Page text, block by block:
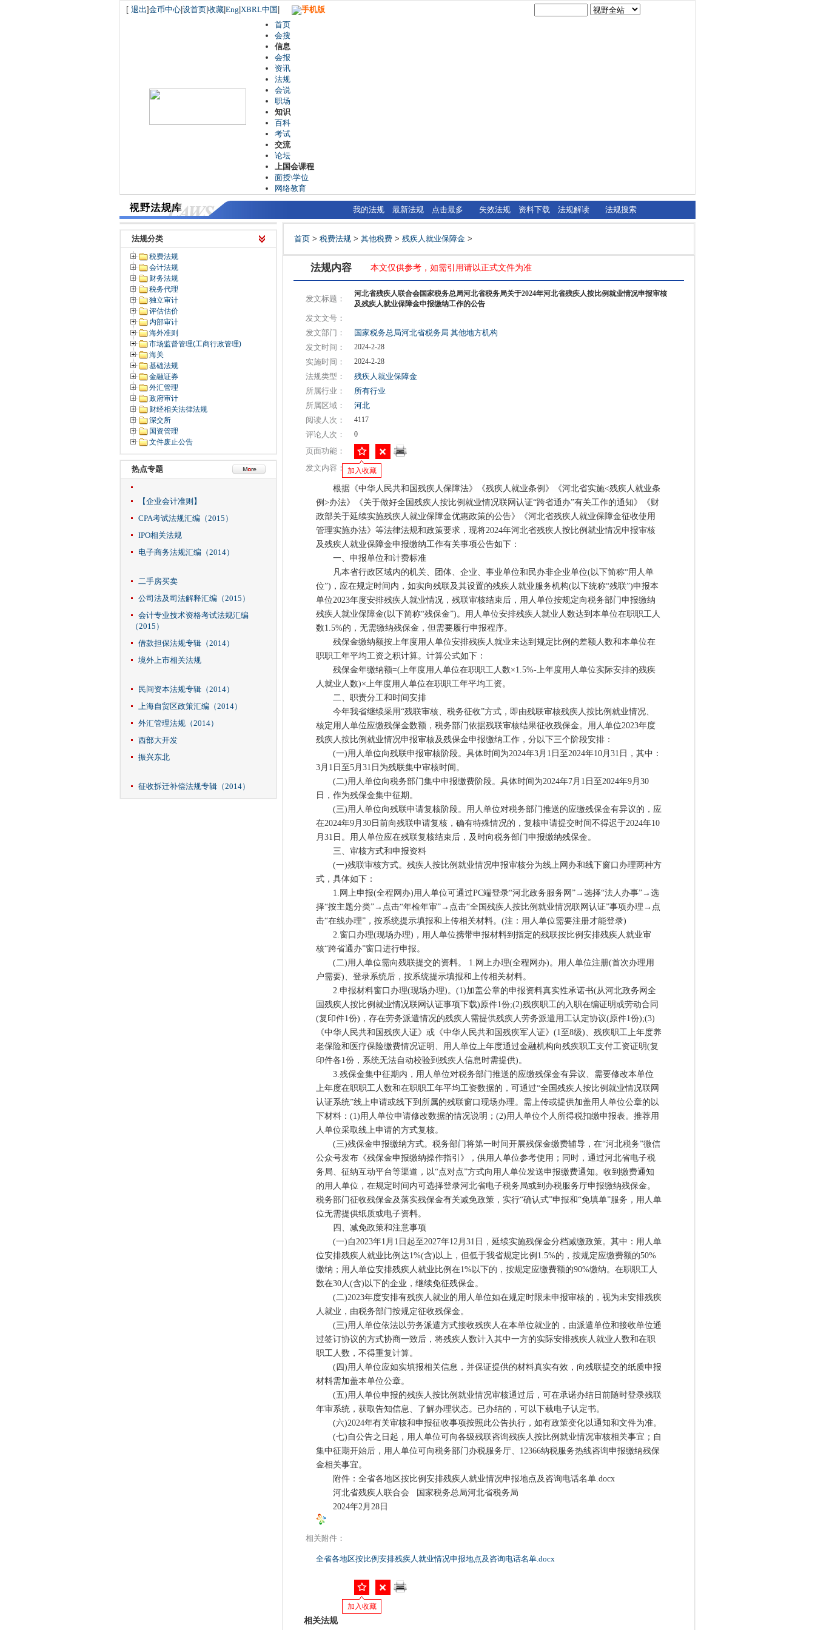
[ 退出]金币中心 设首页 收藏 Eng XBRL中国
手机版
首页
会搜
信息
会报
资讯
法规
会说
职场
知识
百科
考试
交流
论坛
上国会课程
面授\学位
网络教育
我的法规 最新法规 点击最多 失效法规 资料下载 法规解读 法规搜索
法规分类
税费法规
会计法规
财务法规
税务代理
独立审计
评估估价
内部审计
海外准则
市场监督管理(工商行政管理)
海关
基础法规
金融证券
外汇管理
政府审计
财经相关法律法规
深交所
国资管理
文件废止公告
热点专题
【企业会计准则】
CPA考试法规汇编（2015）
IPO相关法规
电子商务法规汇编（2014）
二手房买卖
公司法及司法解释汇编（2015）
会计专业技术资格考试法规汇编
（2015）
借款担保法规专辑（2014）
境外上市相关法规
民间资本法规专辑（2014）
上海自贸区政策汇编（2014）
外汇管理法规（2014）
西部大开发
振兴东北
征收拆迁补偿法规专辑（2014）
首页 > 税费法规 > 其他税费 > 残疾人就业保障金 >
法规内容 本文仅供参考，如需引用请以正式文件为准
发文标题：
河北省残疾人联合会国家税务总局河北省税务局关于2024年河北省残疾人按比例就业情况申报审核
及残疾人就业保障金申报缴纳工作的公告
发文文号：
发文部门：
国家税务总局河北省税务局 其他地方机构
发文时间：
2024-2-28
实施时间： 2024-2-28
法规类型：
残疾人就业保障金
所属行业：
所有行业
所属区域：
河北
阅读人次：
4117
评论人次： 0
页面功能：
加入收藏
发文内容：
根据《中华人民共和国残疾人保障法》《残疾人就业条例》《河北省实施<残疾人就业条
例>办法》《关于做好全国残疾人按比例就业情况联网认证“跨省通办”有关工作的通知》《财
政部关于延续实施残疾人就业保障金优惠政策的公告》《河北省残疾人就业保障金征收使用
管理实施办法》等法律法规和政策要求，现将2024年河北省残疾人按比例就业情况申报审核
及残疾人就业保障金申报缴纳工作有关事项公告如下：
一、申报单位和计费标准
凡本省行政区域内的机关、团体、企业、事业单位和民办非企业单位(以下简称“用人单
位”)，应在规定时间内，如实向残联及其设置的残疾人就业服务机构(以下统称“残联”)申报本
单位2023年度安排残疾人就业情况，残联审核结束后，用人单位按规定向税务部门申报缴纳
残疾人就业保障金(以下简称“残保金”)。用人单位安排残疾人就业人数达到本单位在职职工人
数1.5%的，无需缴纳残保金，但需要履行申报程序。
残保金缴纳额按上年度用人单位安排残疾人就业未达到规定比例的差额人数和本单位在
职职工年平均工资之积计算。计算公式如下：
残保金年缴纳额=(上年度用人单位在职职工人数×1.5%-上年度用人单位实际安排的残疾
人就业人数)×上年度用人单位在职职工年平均工资。
二、职责分工和时间安排
今年我省继续采用“残联审核、税务征收”方式，即由残联审核残疾人按比例就业情况、
核定用人单位应缴残保金数额，税务部门依据残联审核结果征收残保金。用人单位2023年度
残疾人按比例就业情况申报审核及残保金申报缴纳工作，分以下三个阶段安排：
(一)用人单位向残联申报审核阶段。具体时间为2024年3月1日至2024年10月31日，其中：
3月1日至5月31日为残联集中审核时间。
(二)用人单位向税务部门集中申报缴费阶段。具体时间为2024年7月1日至2024年9月30
日，作为残保金集中征期。
(三)用人单位向残联申请复核阶段。用人单位对税务部门推送的应缴残保金有异议的，应
在2024年9月30日前向残联申请复核，确有特殊情况的，复核申请提交时间不得迟于2024年10
月31日。用人单位应在残联复核结束后，及时向税务部门申报缴纳残保金。
三、审核方式和申报资料
(一)残联审核方式。残疾人按比例就业情况申报审核分为线上网办和线下窗口办理两种方
式，具体如下：
1.网上申报(全程网办)用人单位可通过PC端登录“河北政务服务网”→选择“法人办事”→选
择“按主题分类”→点击“年检年审”→点击“全国残疾人按比例就业情况联网认证”事项办理→点
击“在线办理”，按系统提示填报和上传相关材料。(注：用人单位需要注册才能登录)
2.窗口办理(现场办理)，用人单位携带申报材料到指定的残联按比例安排残疾人就业审
核“跨省通办”窗口进行申报。
(二)用人单位需向残联提交的资料。 1.网上办理(全程网办)。用人单位注册(首次办理用
户需要)、登录系统后，按系统提示填报和上传相关材料。
2.申报材料窗口办理(现场办理)。(1)加盖公章的申报资料真实性承诺书(从河北政务网全
国残疾人按比例就业情况联网认证事项下载)原件1份;(2)残疾职工的入职在编证明或劳动合同
(复印件1份)，存在劳务派遣情况的残疾人需提供残疾人劳务派遣用工认定协议(原件1份);(3)
《中华人民共和国残疾人证》或《中华人民共和国残疾军人证》(1至8级)、残疾职工上年度养
老保险和医疗保险缴费情况证明、用人单位上年度通过金融机构向残疾职工支付工资证明(复
印件各1份，系统无法自动校验到残疾人信息时需提供)。
3.残保金集中征期内，用人单位对税务部门推送的应缴残保金有异议、需要修改本单位
上年度在职职工人数和在职职工年平均工资数据的，可通过“全国残疾人按比例就业情况联网
认证系统”线上申请或线下到所属的残联窗口现场办理。需上传或提供加盖用人单位公章的以
下材料：(1)用人单位申请修改数据的情况说明；(2)用人单位个人所得税扣缴申报表。推荐用
人单位采取线上申请的方式复核。
(三)残保金申报缴纳方式。税务部门将第一时间开展残保金缴费辅导，在“河北税务”微信
公众号发布《残保金申报缴纳操作指引》，供用人单位参考使用；同时，通过河北省电子税
务局、征纳互动平台等渠道，以“点对点”方式向用人单位发送申报缴费通知。收到缴费通知
的用人单位，在规定时间内可选择登录河北省电子税务局或到办税服务厅申报缴纳残保金。
税务部门征收残保金及落实残保金有关减免政策，实行“确认式”申报和“免填单”服务，用人单
位无需提供纸质或电子资料。
四、减免政策和注意事项
(一)自2023年1月1日起至2027年12月31日，延续实施残保金分档减缴政策。其中：用人单
位安排残疾人就业比例达1%(含)以上，但低于我省规定比例1.5%的，按规定应缴费额的50%
缴纳；用人单位安排残疾人就业比例在1%以下的，按规定应缴费额的90%缴纳。在职职工人
数在30人(含)以下的企业，继续免征残保金。
(二)2023年度安排有残疾人就业的用人单位如在规定时限未申报审核的，视为未安排残疾
人就业，由税务部门按规定征收残保金。
(三)用人单位依法以劳务派遣方式接收残疾人在本单位就业的，由派遣单位和接收单位通
过签订协议的方式协商一致后，将残疾人数计入其中一方的实际安排残疾人就业人数和在职
职工人数，不得重复计算。
(四)用人单位应如实填报相关信息，并保证提供的材料真实有效，向残联提交的纸质申报
材料需加盖本单位公章。
(五)用人单位申报的残疾人按比例就业情况审核通过后，可在承诺办结日前随时登录残联
年审系统，获取告知信息、了解办理状态。已办结的，可以下载电子认定书。
(六)2024年有关审核和申报征收事项按照此公告执行，如有政策变化以通知和文件为准。
(七)自公告之日起，用人单位可向各级残联咨询残疾人按比例就业情况审核相关事宜；自
集中征期开始后，用人单位可向税务部门办税服务厅、12366纳税服务热线咨询申报缴纳残保
金相关事宜。
附件：全省各地区按比例安排残疾人就业情况申报地点及咨询电话名单.docx
河北省残疾人联合会 国家税务总局河北省税务局
2024年2月28日
相关附件：
全省各地区按比例安排残疾人就业情况申报地点及咨询电话名单.docx
加入收藏
相关法规